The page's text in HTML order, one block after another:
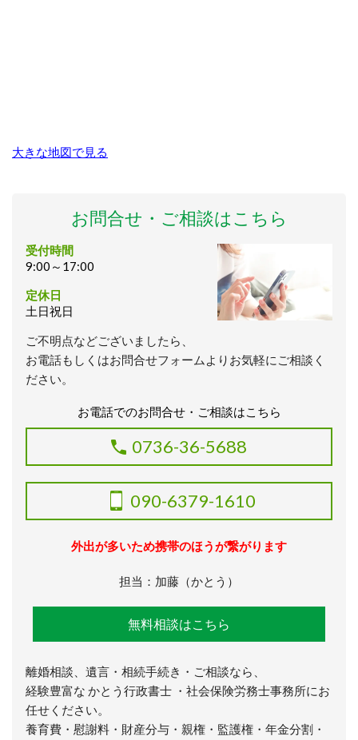
大きな地図で見る
お問合せ・ご相談はこちら
受付時間
9:00～17:00
定休日
土日祝日
ご不明点などございましたら、
お電話もしくはお問合せフォームよりお気軽にご相談く
ださい。
お電話でのお問合せ・ご相談はこちら
0736-36-5688
090-6379-1610
外出が多いため携帯のほうが繋がります
担当：加藤（かとう）
無料相談はこちら
離婚相談、遺言・相続手続き・ご相談なら、
経験豊富な かとう行政書士 ・社会保険労務士事務所にお
任せください。
養育費・慰謝料・財産分与・親権・監護権・年金分割・